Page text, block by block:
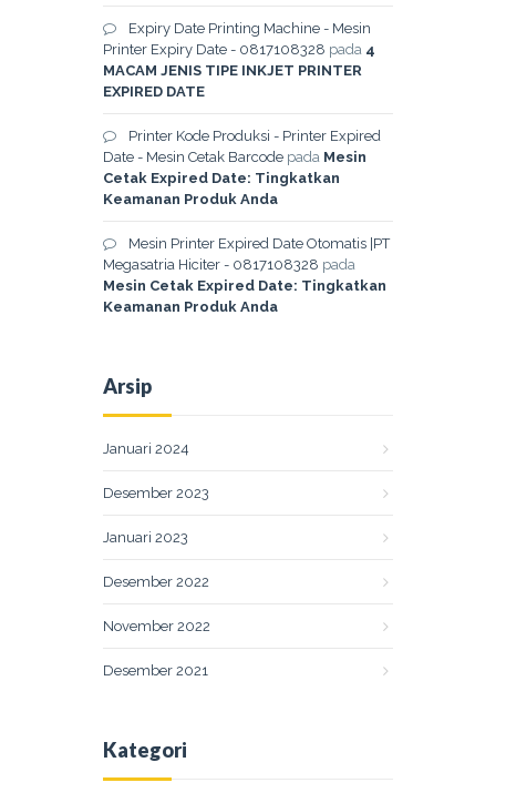
Expiry Date Printing Machine - Mesin
Printer Expiry Date - 0817108328 pada 4
MACAM JENIS TIPE INKJET PRINTER
EXPIRED DATE
Printer Kode Produksi - Printer Expired
Date - Mesin Cetak Barcodepada Mesin
Cetak Expired Date: Tingkatkan
Keamanan Produk Anda
Mesin Printer Expired Date Otomatis |PT
Megasatria Hiciter - 0817108328 pada
Mesin Cetak Expired Date: Tingkatkan
Keamanan Produk Anda
Arsip
Januari 2024
Desember 2023
Januari 2023
Desember 2022
November 2022
Desember 2021
Kategori